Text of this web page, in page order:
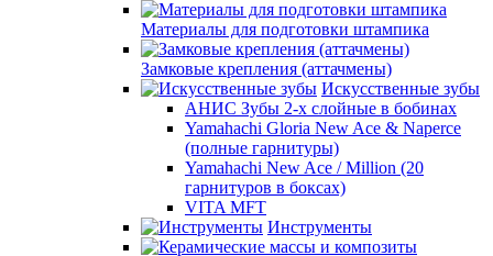
Материалы для подготовки штампика
Замковые крепления (аттачмены)
Искусственные зубы
АНИС Зубы 2-х слойные в бобинах
Yamahachi Gloria New Ace & Naperce
(полные гарнитуры)
Yamahachi New Ace / Million (20
гарнитуров в боксах)
VITA MFT
Инструменты